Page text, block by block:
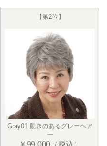
【第2位】
Gray01 動きのあるグレーヘア
ー
￥99,000（税込）